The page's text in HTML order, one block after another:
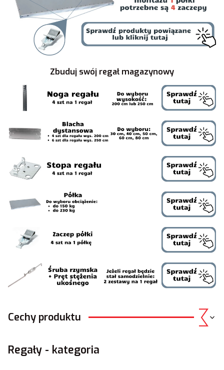
Zbuduj swój regał magazynowy
Cechy produktu
Regały - kategoria